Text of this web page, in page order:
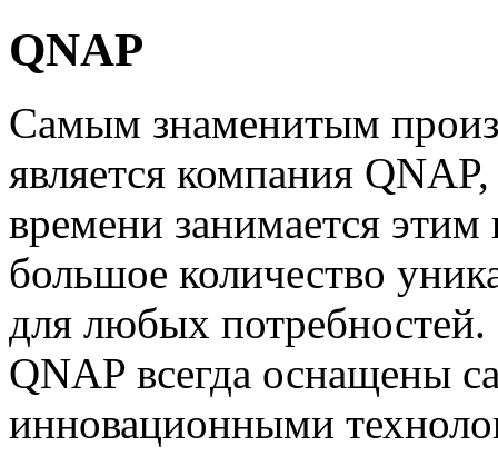
QNAP
Самым знаменитым
является компания
времени занимается этим
большое количество
для любых
QNAP всегда оснащены
инновационными